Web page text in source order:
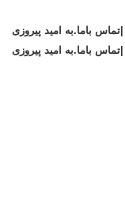
تماس باما.به امید پیروزی
تماس باما.به امید پیروزی